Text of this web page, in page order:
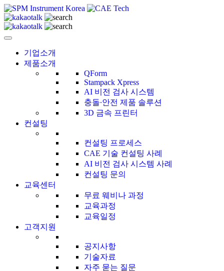
CAE Technology
씨에이이테크놀러지
기업소개
제품소개
QForm
Stampack Xpress
AI 비전 검사 시스템
충돌∙안전 제품 솔루션
3D 금속 프린터
컨설팅
컨설팅 프로세스
CAE 기술 컨설팅 사례
AI 비전 검사 시스템 사례
컨설팅 문의
교육센터
무료 웨비나 과정
교육과정
교육일정
고객지원
공지사항
기술자료
자주 묻는 질문